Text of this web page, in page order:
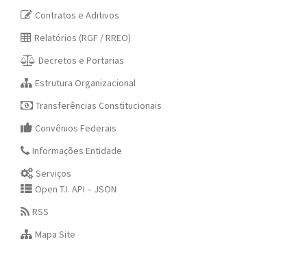
Contratos e Aditivos
Relatórios (RGF / RREO)
Decretos e Portarias
Estrutura Organizacional
Transferências Constitucionais
Convênios Federais
Informações Entidade
Serviços
Open T.I. API – JSON
RSS
Mapa Site